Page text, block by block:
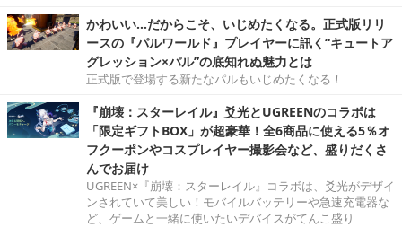
かわいい…だからこそ、いじめたくなる。正式版リリ
ースの『パルワールド』プレイヤーに訊く“キュートア
グレッション×パル”の底知れぬ魅力とは
正式版で登場する新たなパルもいじめたくなる！
『崩壊：スターレイル』爻光とUGREENのコラボは
「限定ギフトBOX」が超豪華！全6商品に使える5％オ
フクーポンやコスプレイヤー撮影会など、盛りだくさ
んでお届け
UGREEN×『崩壊：スターレイル』コラボは、爻光がデザイ
ンされていて美しい！モバイルバッテリーや急速充電器な
ど、ゲームと一緒に使いたいデバイスがてんこ盛り